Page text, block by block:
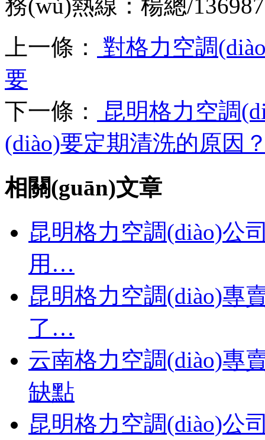
務(wù)熱線：楊總/
上一條：
對格力空調
要
下一條：
昆明格力空調
(diào)要定期清洗的原因
相關(guān)文章
昆明格力空調(diào)公
用…
昆明格力空調(diào)專
了…
云南格力空調(diào)專
缺點
昆明格力空調(diào)公